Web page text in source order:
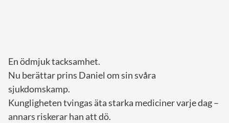
En ödmjuk tacksamhet.
Nu berättar prins Daniel om sin svåra
sjukdomskamp.
Kungligheten tvingas äta starka mediciner varje dag –
annars riskerar han att dö.